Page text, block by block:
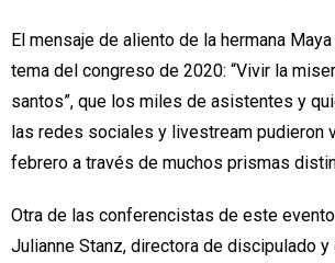
El mensaje de aliento de la hermana
tema del congreso de 2020: “Vivir la
santos”, que los miles de asistentes y
las redes sociales y livestream pudieron
febrero a través de muchos prismas
Otra de las conferencistas de este
Julianne Stanz, directora de discipulado